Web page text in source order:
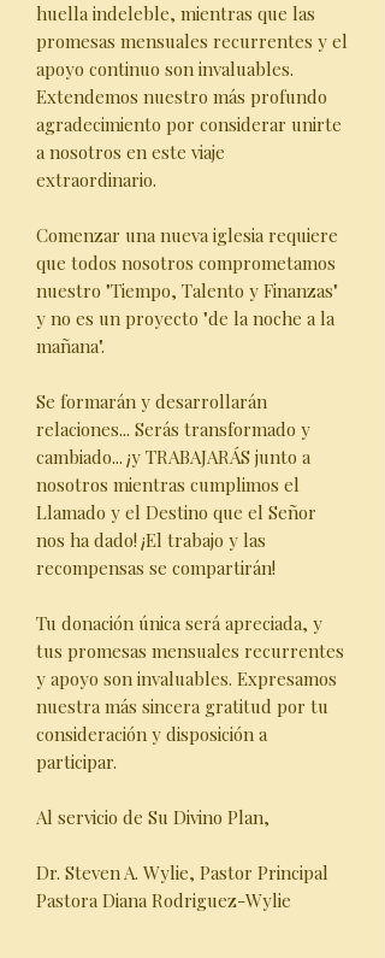
huella indeleble, mientras que las
promesas mensuales recurrentes y el
apoyo continuo son invaluables.
Extendemos nuestro más profundo
agradecimiento por considerar unirte
a nosotros en este viaje
extraordinario.
Comenzar una nueva iglesia requiere
que todos nosotros comprometamos
nuestro "Tiempo, Talento y Finanzas"
y no es un proyecto "de la noche a la
mañana".
Se formarán y desarrollarán
relaciones... Serás transformado y
cambiado... ¡y TRABAJARÁS junto a
nosotros mientras cumplimos el
Llamado y el Destino que el Señor
nos ha dado! ¡El trabajo y las
recompensas se compartirán!
Tu donación única será apreciada, y
tus promesas mensuales recurrentes
y apoyo son invaluables. Expresamos
nuestra más sincera gratitud por tu
consideración y disposición a
participar.
Al servicio de Su Divino Plan,
Dr. Steven A. Wylie, Pastor Principal
Pastora Diana Rodriguez-Wylie